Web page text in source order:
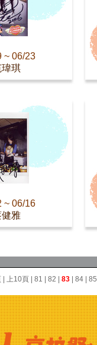
~ 06/23
瑋琪
~ 06/16
健雅
上10頁 81 82 83 84 85